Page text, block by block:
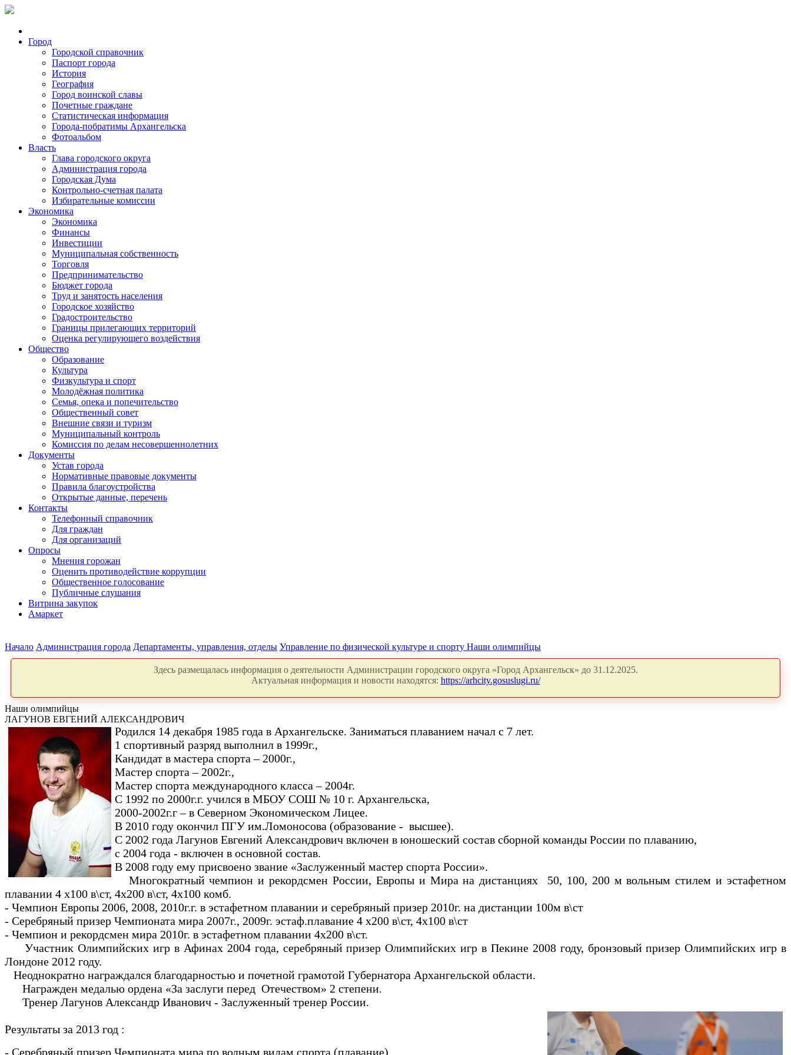
Город
Городской справочник
Паспорт города
История
География
Город воинской славы
Почетные граждане
Статистическая информация
Города-побратимы Архангельска
Фотоальбом
Власть
Глава городского округа
Администрация города
Городская Дума
Контрольно-счетная палата
Избирательные комиссии
Экономика
Экономика
Финансы
Инвестиции
Муниципальная собственность
Торговля
Предпринимательство
Бюджет города
Труд и занятость населения
Городское хозяйство
Градостроительство
Границы прилегающих территорий
Оценка регулирующего воздействия
Общество
Образование
Культура
Физкультура и спорт
Молодёжная политика
Семья, опека и попечительство
Общественный совет
Внешние связи и туризм
Муниципальный контроль
Комиссия по делам несовершеннолетних
Документы
Устав города
Нормативные правовые документы
Правила благоустройства
Открытые данные, перечень
Контакты
Телефонный справочник
Для граждан
Для организаций
Опросы
Мнения горожан
Оценить противодействие коррупции
Общественное голосование
Публичные слушания
Витрина закупок
Амаркет
Начало Администрация города Департаменты, управления, отделы Управление по физической культуре и спорту Наши олимпийцы
Здесь размещалась информация о деятельности Администрации городского округа «Город Архангельск» до 31.12.2025.
Актуальная информация и новости находятся: https://arhcity.gosuslugi.ru/
Наши олимпийцы
ЛАГУНОВ ЕВГЕНИЙ АЛЕКСАНДРОВИЧ
Родился 14 декабря 1985 года в Архангельске. Заниматься плаванием начал с 7 лет.
1 спортивный разряд выполнил в 1999г.,
Кандидат в мастера спорта – 2000г.,
Мастер спорта – 2002г.,
Мастер спорта международного класса – 2004г.
С 1992 по 2000г.г. учился в МБОУ СОШ № 10 г. Архангельска,
2000-2002г.г – в Северном Экономическом Лицее.
В 2010 году окончил ПГУ им.Ломоносова (образование - высшее).
С 2002 года Лагунов Евгений Александрович включен в юношеский состав сборной команды России по плаванию,
с 2004 года - включен в основной состав.
В 2008 году ему присвоено звание «Заслуженный мастер спорта России».
Многократный чемпион и рекордсмен России, Европы и Мира на дистанциях
50, 100, 200 м вольным стилем и эстафетном
плавании 4 х100 в\ст, 4х200 в\ст, 4х100 комб.
- Чемпион Европы 2006, 2008, 2010г.г. в эстафетном плавании и серебряный призер 2010г. на дистанции 100м в\ст
- Серебряный призер Чемпионата мира 2007г., 2009г. эстаф.плавание 4 х200 в\ст, 4х100 в\ст
- Чемпион и рекордсмен мира 2010г. в эстафетном плавании 4х200 в\ст.
Участник Олимпийских игр в Афинах 2004 года, серебряный призер Олимпийских игр в Пекине 2008 году, бронзовый призер Олимпийских игр в
Лондоне 2012 году.
Неоднократно награждался благодарностью и почетной грамотой Губернатора Архангельской области.
Награжден медалью ордена «За заслуги перед Отечеством» 2 степени.
Тренер Лагунов Александр Иванович - Заслуженный тренер России.
Результаты за 2013 год :
- Серебряный призер Чемпионата мира по водным видам спорта (плавание)